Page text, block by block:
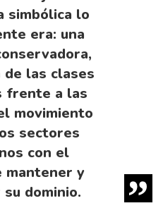
simbólica lo
era: una
de las clases
frente a las
movimiento
sectores
con el
mantener y
dominio.